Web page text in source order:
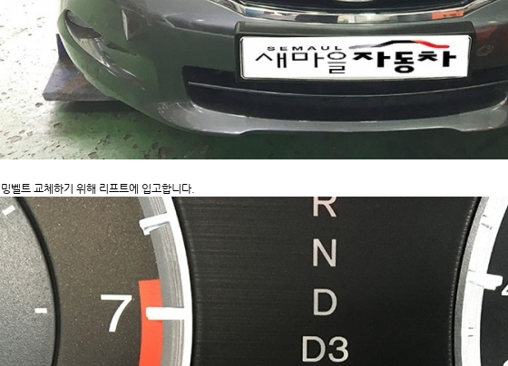
벨트 교체하기 위해 리프트에 입고합니다.